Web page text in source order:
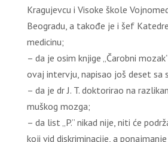
Kragujevcu i Visoke škole
Beogradu, a takođe je i šef
medicinu;
– da je osim knjige „Čarobni
ovaj intervju, napisao još deset sa
– da je dr J. T. doktorirao na
muškog mozga;
– da list „P.” nikad nije, niti će
koji vid diskriminacije, a